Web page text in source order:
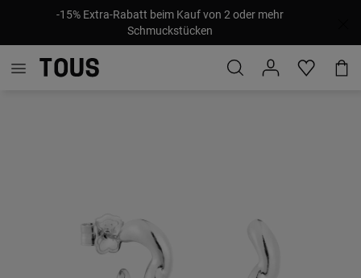
-15% Extra-Rabatt beim Kauf von 2 oder mehr
Schmuckstücken